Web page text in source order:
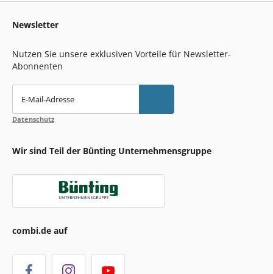
Newsletter
Nutzen Sie unsere exklusiven Vorteile für Newsletter-
Abonnenten
E-Mail-Adresse
Datenschutz
Wir sind Teil der Bünting Unternehmensgruppe
combi.de auf